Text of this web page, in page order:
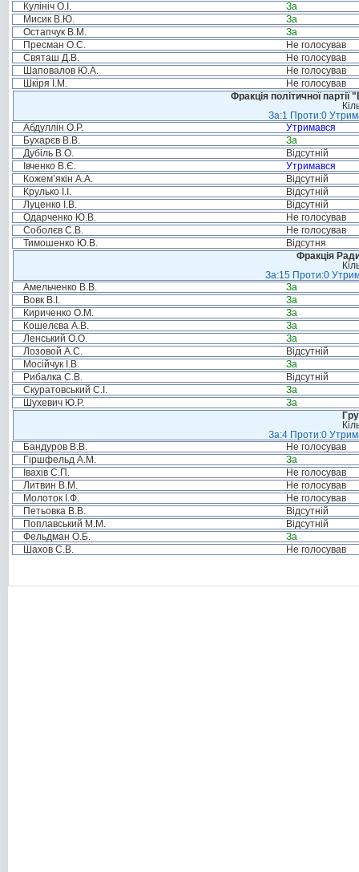
Кулініч О.І.
За
Мисик В.Ю.
За
Остапчук В.М.
За
Пресман О.С.
Не голосував
Святаш Д.В.
Не голосував
Шаповалов Ю.А.
Не голосував
Шкіря І.М.
Не голосував
Фракція політичної
За:1 Проти:0
Абдуллін О.Р.
Утримався
Бухарєв В.В.
За
Дубіль В.О.
Відсутній
Івченко В.Є.
Утримався
Кожем’якін А.А.
Відсутній
Крулько І.І.
Відсутній
Луценко І.В.
Відсутній
Одарченко Ю.В.
Не голосував
Соболєв С.В.
Не голосував
Тимошенко Ю.В.
Відсутня
Фракція
За:15 Проти:0
Амельченко В.В.
За
Вовк В.І.
За
Кириченко О.М.
За
Кошелєва А.В.
За
Ленський О.О.
За
Лозовой А.С.
Відсутній
Мосійчук І.В.
За
Рибалка С.В.
Відсутній
Скуратовський С.І.
За
Шухевич Ю.Р.
За
За:4 Проти:0
Бандуров В.В.
Не голосував
Гіршфельд А.М.
За
Івахів С.П.
Не голосував
Литвин В.М.
Не голосував
Молоток І.Ф.
Не голосував
Петьовка В.В.
Відсутній
Поплавський М.М.
Відсутній
Фельдман О.Б.
За
Шахов С.В.
Не голосував